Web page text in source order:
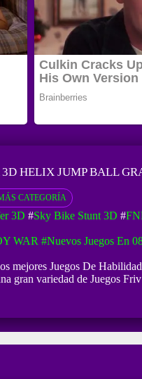
3D HELIX JUMP BALL
CATEGORÍA
3D #Sky Bike Stunt 3D #
WAR #Nuevos Juegos En
mejores Juegos De
gran variedad de Juegos